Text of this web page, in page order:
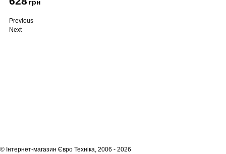
грн
Previous
Next
© Інтернет-магазин Євро Техніка, 2006 - 2026